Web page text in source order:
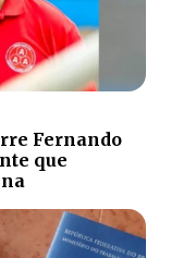
Fernando
que